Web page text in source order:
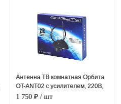
Антенна ТВ комнатная Орбита
OT-ANT02 с усилителем, 220B,
38дБ
1 750 ₽ / шт